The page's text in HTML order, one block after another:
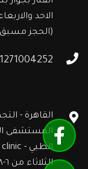
الاحد والاربعاء من
(الحجز
القاهرة -
الطبي - the clinic الدور الثاني عيادة 218.
الثلاثاء من ٦-٨ مساءً (الحجز مسبق)